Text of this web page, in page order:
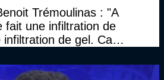
Trémoulinas : "A
fait une infiltration de
de gel. Ca